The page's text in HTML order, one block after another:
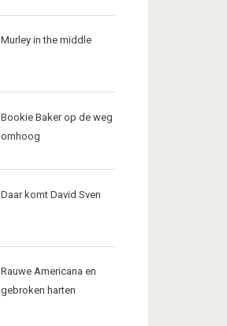
Murley in the middle
Bookie Baker op de weg
omhoog
Daar komt David Sven
Rauwe Americana en
gebroken harten